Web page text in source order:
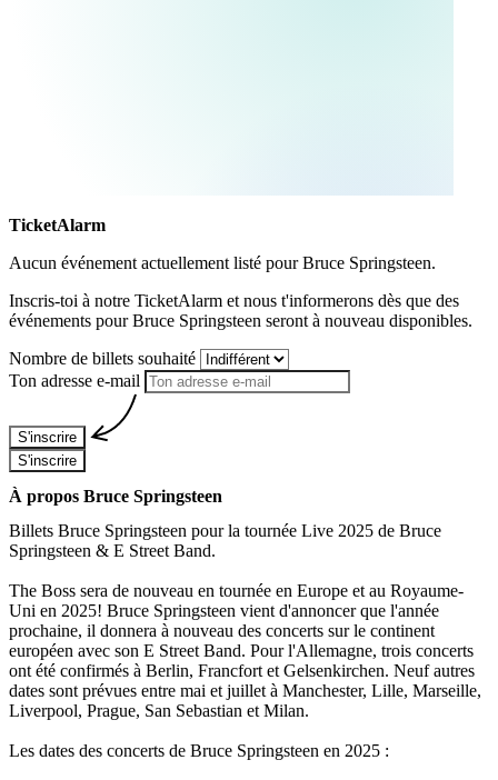
TicketAlarm
Aucun événement actuellement listé pourBruce Springsteen.
Inscris-toi à notre TicketAlarm et nous t'informerons dès que des
événements pourBruce Springsteen seront à nouveau disponibles.
Nombre de billets souhaité
Ton adresse e-mail
S'inscrire
S'inscrire
À propos Bruce Springsteen
Billets Bruce Springsteen pour la tournée Live 2025 de Bruce
Springsteen & E Street Band.
The Boss sera de nouveau en tournée en Europe et au Royaume-
Uni en 2025! Bruce Springsteen vient d'annoncer que l'année
prochaine, il donnera à nouveau des concerts sur le continent
européen avec son E Street Band. Pour l'Allemagne, trois concerts
ont été confirmés à Berlin, Francfort et Gelsenkirchen. Neuf autres
dates sont prévues entre mai et juillet à Manchester, Lille, Marseille,
Liverpool, Prague, San Sebastian et Milan.
Les dates des concerts de Bruce Springsteen en 2025 :